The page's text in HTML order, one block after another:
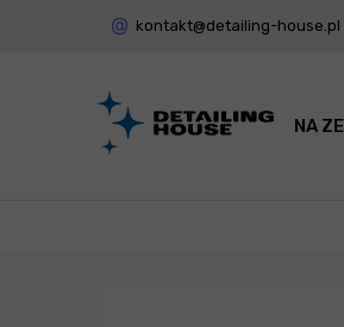
kontakt@detailing-house.pl
NA